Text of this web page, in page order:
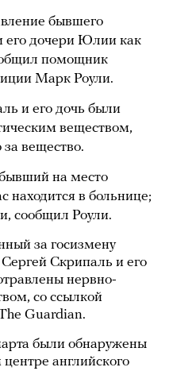
бывшего
его дочери Юлии как
помощник
Марк Роули.
и его дочь были
веществом,
за вещество.
на место
находится в больнице;
сообщил Роули.
за госизмену
Скрипаль и его
нервно-
со ссылкой
Guardian.
были обнаружены
английского